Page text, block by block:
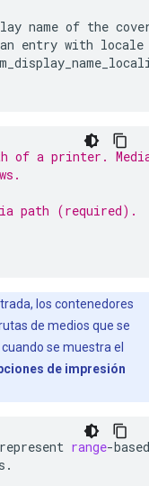
name of the
an entry with locale
of a printer.
path (required).
los contenedores
de medios que se
se muestra el
de impresión
represent range-based
.